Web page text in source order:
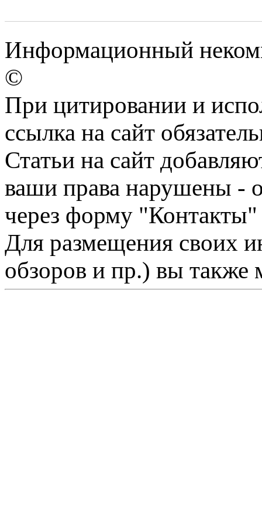
Информационный
©
При цитировании и
ссылка на сайт
Статьи на сайт
ваши права нарушены -
через форму "Контакты"
Для размещения своих
обзоров и пр.) вы также